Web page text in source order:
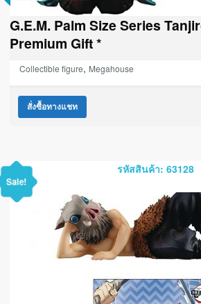
G.E.M. Palm Size Series
Premium Gift *
Collectible figure, Megahouse
สั่งซื้อทางแชท
รหัสสินค้า: 63128
Sale!